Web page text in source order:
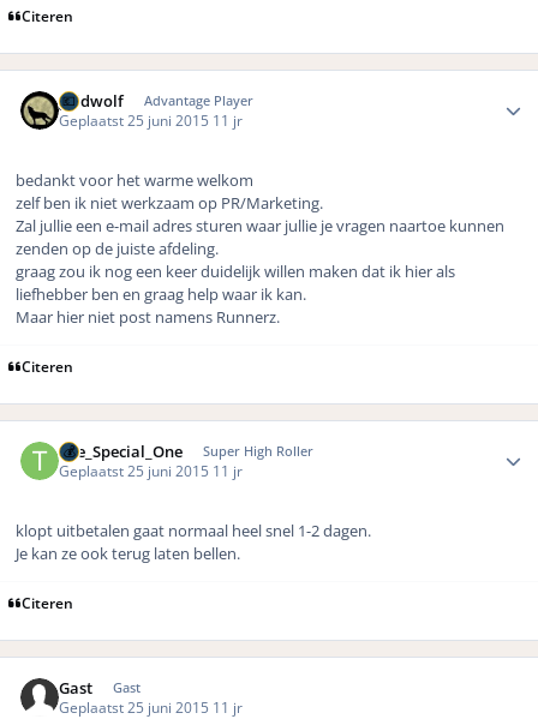
Citeren
geldwolf Advantage Player
Geplaatst25 juni 2015 11 jr
bedankt voor het warme welkom
zelf ben ik niet werkzaam op PR/Marketing.
Zal jullie een e-mail adres sturen waar jullie je vragen naartoe kunnen
zenden op de juiste afdeling.
graag zou ik nog een keer duidelijk willen maken dat ik hier als
liefhebber ben en graag help waar ik kan.
Maar hier niet post namens Runnerz.
Citeren
The_Special_One Super High Roller
Geplaatst25 juni 2015 11 jr
klopt uitbetalen gaat normaal heel snel 1-2 dagen.
Je kan ze ook terug laten bellen.
Citeren
Gast Gast
Geplaatst 25 juni 2015 11 jr